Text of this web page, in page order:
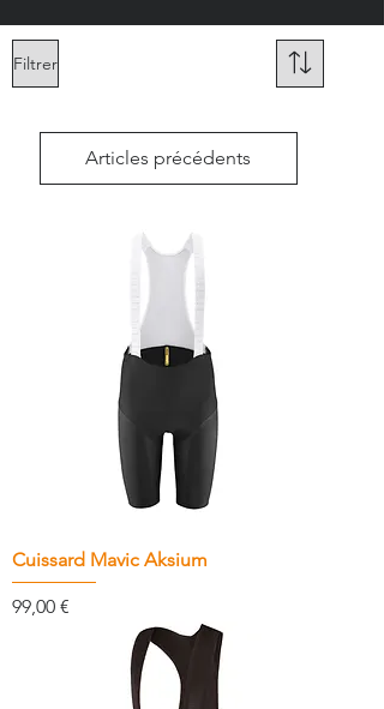
Filtrer
Articles précédents
Cuissard Mavic Aksium
Prix
99,00 €